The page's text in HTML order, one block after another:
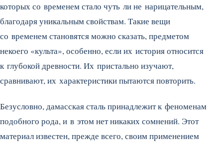
которых со временем стало чуть ли не нарицательным,
благодаря уникальным свойствам. Такие вещи
со временем становятся можно сказать, предметом
некоего «культа», особенно, если их история относится
к глубокой древности. Их пристально изучают,
сравнивают, их характеристики пытаются повторить.
Безусловно, дамасская сталь принадлежит к феноменам
подобного рода, и в этом нет никаких сомнений. Этот
материал известен, прежде всего, своим применением